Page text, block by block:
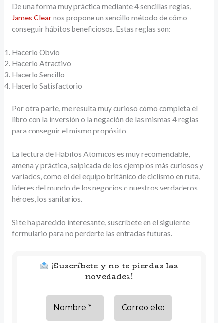
De una forma muy práctica mediante 4 sencillas reglas,
James Clearnos propone un sencillo método de cómo
conseguir hábitos beneficiosos. Estas reglas son:
Hacerlo Obvio
Hacerlo Atractivo
Hacerlo Sencillo
Hacerlo Satisfactorio
Por otra parte, me resulta muy curioso cómo completa el
libro con la inversión o la negación de las mismas 4 reglas
para conseguir el mismo propósito.
La lectura de Hábitos Atómicos es muy recomendable,
amena y práctica, salpicada de los ejemplos más curiosos y
variados, como el del equipo británico de ciclismo en ruta,
líderes del mundo de los negocios o nuestros verdaderos
héroes, los sanitarios.
Si te ha parecido interesante, suscríbete en el siguiente
formulario para no perderte las entradas futuras.
¡Suscríbete y no te pierdas las
novedades!